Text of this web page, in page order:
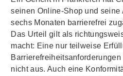
seinen Online-Shop und seine
sechs Monaten barrierefrei
Das Urteil gilt als
macht: Eine nur teilweise
nicht aus. Auch eine